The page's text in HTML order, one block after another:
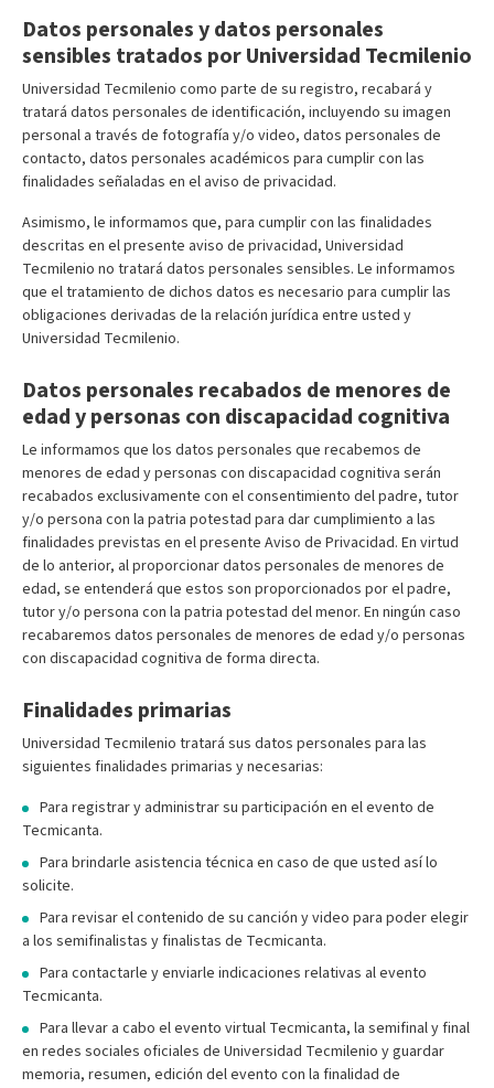
Datos personales y datos personales
sensibles tratados por Universidad Tecmilenio
Universidad Tecmilenio como parte de su registro, recabará y
tratará datos personales de identificación, incluyendo su imagen
personal a través de fotografía y/o video, datos personales de
contacto, datos personales académicos para cumplir con las
finalidades señaladas en el aviso de privacidad.
Asimismo, le informamos que, para cumplir con las finalidades
descritas en el presente aviso de privacidad, Universidad
Tecmilenio no tratará datos personales sensibles. Le informamos
que el tratamiento de dichos datos es necesario para cumplir las
obligaciones derivadas de la relación jurídica entre usted y
Universidad Tecmilenio.
Datos personales recabados de menores de
edad y personas con discapacidad cognitiva
Le informamos que los datos personales que recabemos de
menores de edad y personas con discapacidad cognitiva serán
recabados exclusivamente con el consentimiento del padre, tutor
y/o persona con la patria potestad para dar cumplimiento a las
finalidades previstas en el presente Aviso de Privacidad. En virtud
de lo anterior, al proporcionar datos personales de menores de
edad, se entenderá que estos son proporcionados por el padre,
tutor y/o persona con la patria potestad del menor. En ningún caso
recabaremos datos personales de menores de edad y/o personas
con discapacidad cognitiva de forma directa.
Finalidades primarias
Universidad Tecmilenio tratará sus datos personales para las
siguientes finalidades primarias y necesarias:
Para registrar y administrar su participación en el evento de
Tecmicanta.
Para brindarle asistencia técnica en caso de que usted así lo
solicite.
Para revisar el contenido de su canción y video para poder elegir
a los semifinalistas y finalistas de Tecmicanta.
Para contactarle y enviarle indicaciones relativas al evento
Tecmicanta.
Para llevar a cabo el evento virtual Tecmicanta, la semifinal y final
en redes sociales oficiales de Universidad Tecmilenio y guardar
memoria, resumen, edición del evento con la finalidad de